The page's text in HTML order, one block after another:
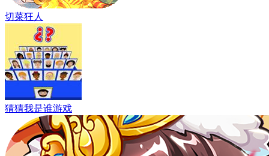
切菜狂人
猜猜我是谁游戏